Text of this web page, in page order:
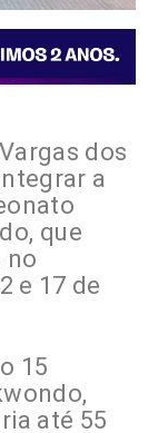
dos
a
que
no
e 17 de
15
até 55